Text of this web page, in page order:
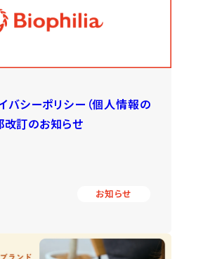
イバシーポリシー（個人情報の
改訂のお知らせ
お知らせ